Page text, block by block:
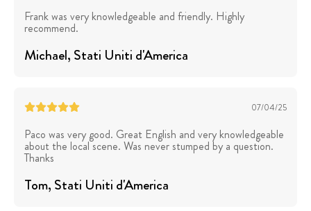
Frank was very knowledgeable and friendly. Highly
recommend.
Michael, Stati Uniti d'America
07/04/25
Paco was very good. Great English and very knowledgeable
about the local scene. Was never stumped by a question.
Thanks
Tom, Stati Uniti d'America